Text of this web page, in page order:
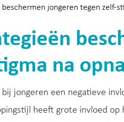
jongeren tegen zelf-
na
jongeren een negatieve
heeft grote invloed op